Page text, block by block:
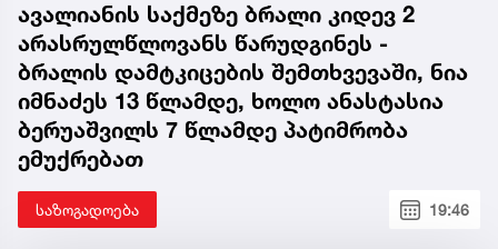
ავალიანის საქმეზე ბრალი კიდევ 2
არასრულწლოვანს წარუდგინეს -
ბრალის დამტკიცების შემთხვევაში, ნია
იმნაძეს 13 წლამდე, ხოლო ანასტასია
ბერუაშვილს 7 წლამდე პატიმრობა
ემუქრებათ
საზოგადოება 19:46